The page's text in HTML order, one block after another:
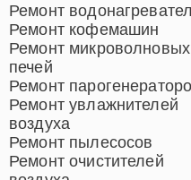
Ремонт
Ремонт кофемашин
Ремонт микроволновых
печей
Ремонт
Ремонт увлажнителей
воздуха
Ремонт пылесосов
Ремонт очистителей